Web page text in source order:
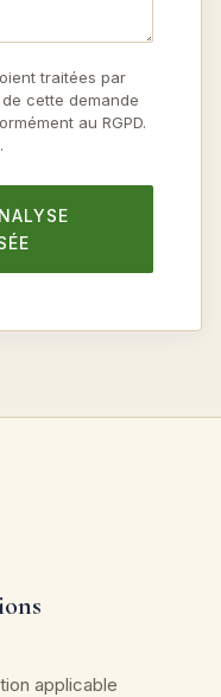
traitées par
cette demande
au RGPD.
applicable